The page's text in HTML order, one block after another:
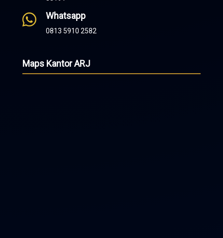
 Whatsapp
0813 5910 2582
Maps Kantor ARJ